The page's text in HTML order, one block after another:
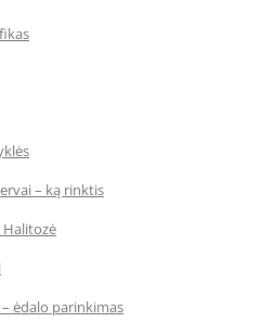
– ką rinktis
Halitozė
ėdalo parinkimas